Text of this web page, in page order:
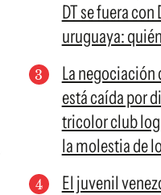
DT se fuera
uruguaya:
La negociación
está caída por
tricolor club
la molestia de
El juvenil